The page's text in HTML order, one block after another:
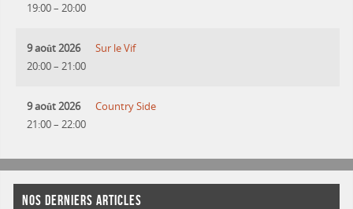
19:00– 20:00
9 août 2026
20:00– 21:00
Sur le Vif
9 août 2026
21:00– 22:00
Country Side
NOS DERNIERS ARTICLES